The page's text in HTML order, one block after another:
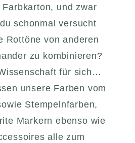
Farbkarton, und zwar
schonmal versucht
Rottöne von anderen
zu kombinieren?
für sich…
unsere Farben vom
Stempelnfarben,
Markern ebenso wie
alle zum